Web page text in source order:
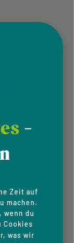
-
Zeit auf
machen.
wenn du
Cookies
was wir